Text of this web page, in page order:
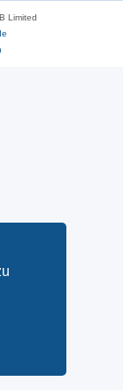
Limited